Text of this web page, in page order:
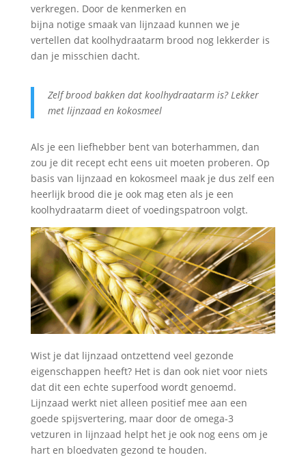
verkregen. Door de kenmerken en
bijna notige smaak van lijnzaad kunnen we je
vertellen dat koolhydraatarm brood nog lekkerder is
dan je misschien dacht.
Zelf brood bakken dat koolhydraatarm is? Lekker
met lijnzaad en kokosmeel
Als je een liefhebber bent van boterhammen, dan
zou je dit recept echt eens uit moeten proberen. Op
basis van lijnzaad en kokosmeel maak je dus zelf een
heerlijk brood die je ook mag eten als je een
koolhydraatarm dieet of voedingspatroon volgt.
Wist je dat lijnzaad ontzettend veel gezonde
eigenschappen heeft? Het is dan ook niet voor niets
dat dit een echte superfood wordt genoemd.
Lijnzaad werkt niet alleen positief mee aan een
goede spijsvertering, maar door de omega-3
vetzuren in lijnzaad helpt het je ook nog eens om je
hart en bloedvaten gezond te houden.